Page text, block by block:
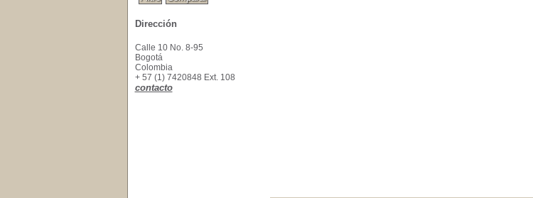
Dirección
Calle 10 No. 8-95
Bogotá
Colombia
+ 57 (1) 7420848 Ext. 108
contacto